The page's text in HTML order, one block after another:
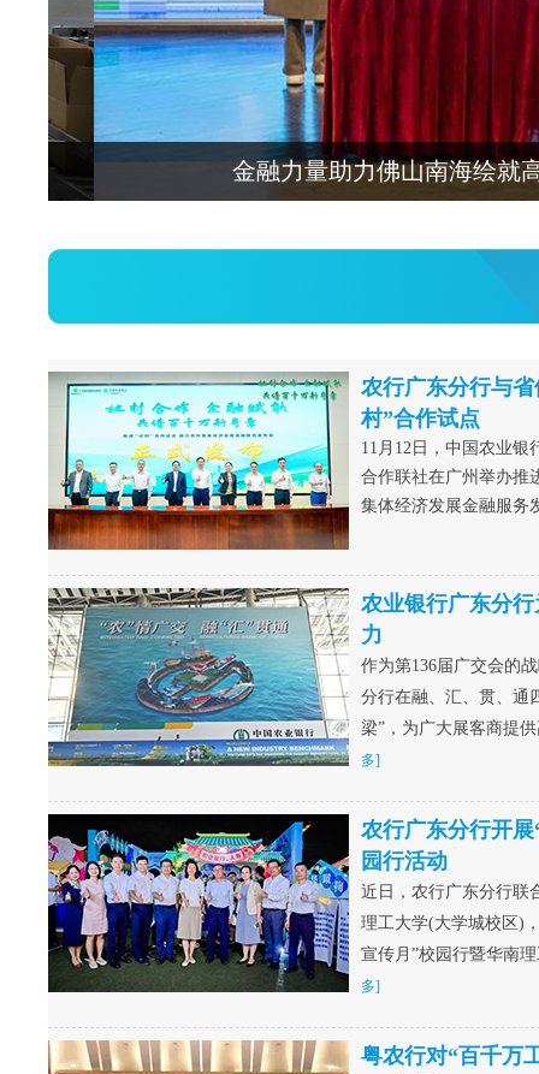
农行广东省分行与梅州市政府
农行广东分行与
村”合作试点
11月12日，中国农业银
合作联社在广州举办推
集体经济发展金融服务
农业银行广东分
力
作为第136届广交会的
分行在融、汇、贯、通
梁”，为广大展客商提
多]
农行广东分行开
园行活动
近日，农行广东分行联
理工大学(大学城校区)
宣传月”校园行暨华南
多]
粤农行对“百千万